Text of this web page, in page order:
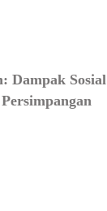
Dampak Sosial